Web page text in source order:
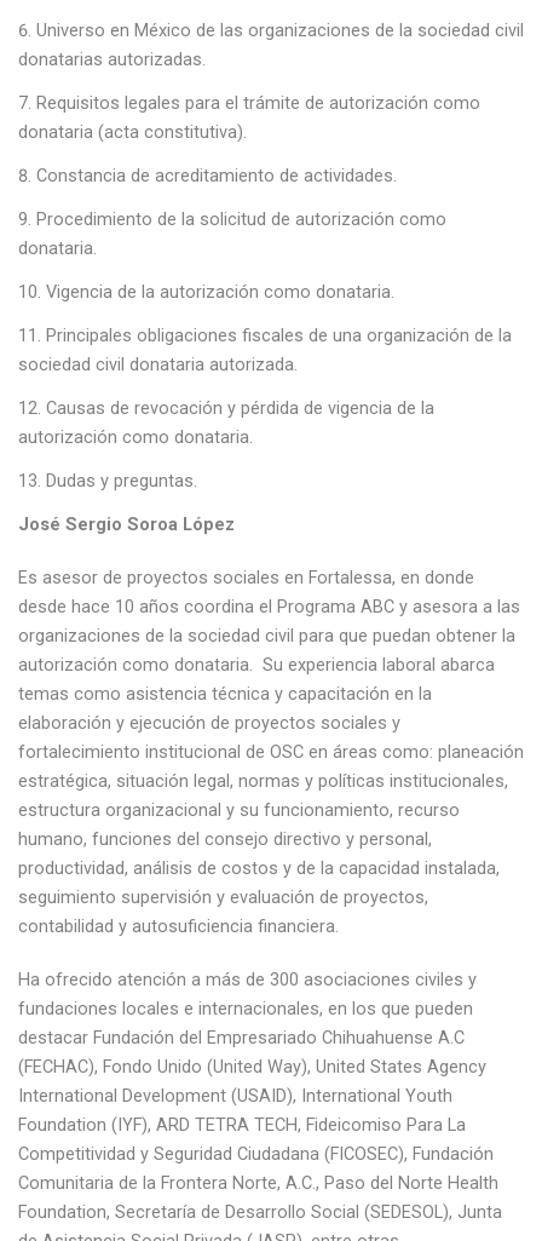
Universo en México de las organizaciones de la sociedad civil
donatarias autorizadas.
Requisitos legales para el trámite de autorización como
donataria (acta constitutiva).
Constancia de acreditamiento de actividades.
Procedimiento de la solicitud de autorización como
donataria.
Vigencia de la autorización como donataria.
Principales obligaciones fiscales de una organización de la
sociedad civil donataria autorizada.
Causas de revocación y pérdida de vigencia de la
autorización como donataria.
Dudas y preguntas.
José Sergio Soroa López
Es asesor de proyectos sociales en Fortalessa, en donde
desde hace 10 años coordina el Programa ABC y asesora a las
organizaciones de la sociedad civil para que puedan obtener la
autorización como donataria. Su experiencia laboral abarca
temas como asistencia técnica y capacitación en la
elaboración y ejecución de proyectos sociales y
fortalecimiento institucional de OSC en áreas como: planeación
estratégica, situación legal, normas y políticas institucionales,
estructura organizacional y su funcionamiento, recurso
humano, funciones del consejo directivo y personal,
productividad, análisis de costos y de la capacidad instalada,
seguimiento supervisión y evaluación de proyectos,
contabilidad y autosuficiencia financiera.
Ha ofrecido atención a más de 300 asociaciones civiles y
fundaciones locales e internacionales, en los que pueden
destacar Fundación del Empresariado Chihuahuense A.C
(FECHAC), Fondo Unido (United Way), United States Agency
International Development (USAID), International Youth
Foundation (IYF), ARD TETRA TECH, Fideicomiso Para La
Competitividad y Seguridad Ciudadana (FICOSEC), Fundación
Comunitaria de la Frontera Norte, A.C., Paso del Norte Health
Foundation, Secretaría de Desarrollo Social (SEDESOL), Junta